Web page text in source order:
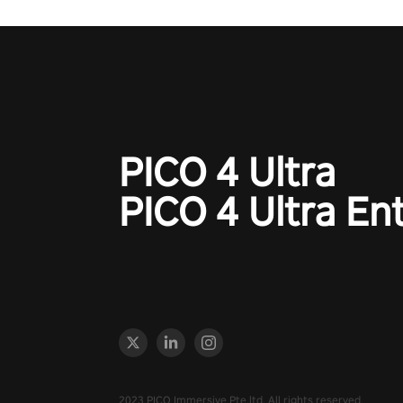
PICO 4 Ultra
PICO 4 Ultra
2023 PICO Immersive Pte.ltd. All rights reserved.